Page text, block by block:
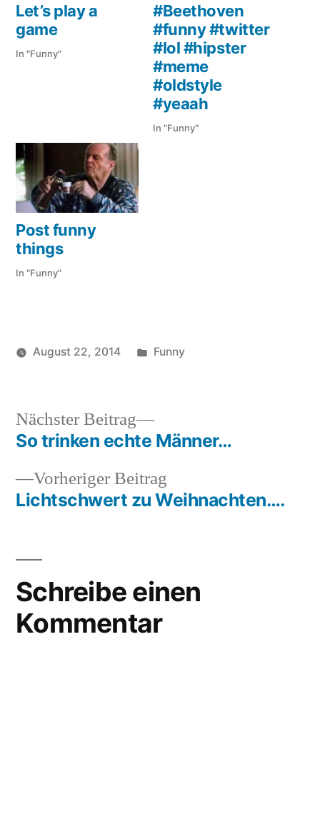
Let’s play a
game
In "Funny"
#Beethoven
#funny #twitter
#lol #hipster
#meme
#oldstyle
#yeaah
In "Funny"
Post funny
things
In "Funny"
August 22, 2014
Veröffentlicht
Funny
Beitragsnavigation
Vorheriger Beitrag
Beitrag:
Lichtschwert zu Weihnachten….
Nächster Beitrag
Nächster
Beitrag:
So trinken echte Männer…
Schreibe einen
Kommentar